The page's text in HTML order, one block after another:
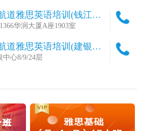
道雅思英语培训(钱江校
华润大厦A座1903室
道雅思英语培训(建银校
中心8/9/24层